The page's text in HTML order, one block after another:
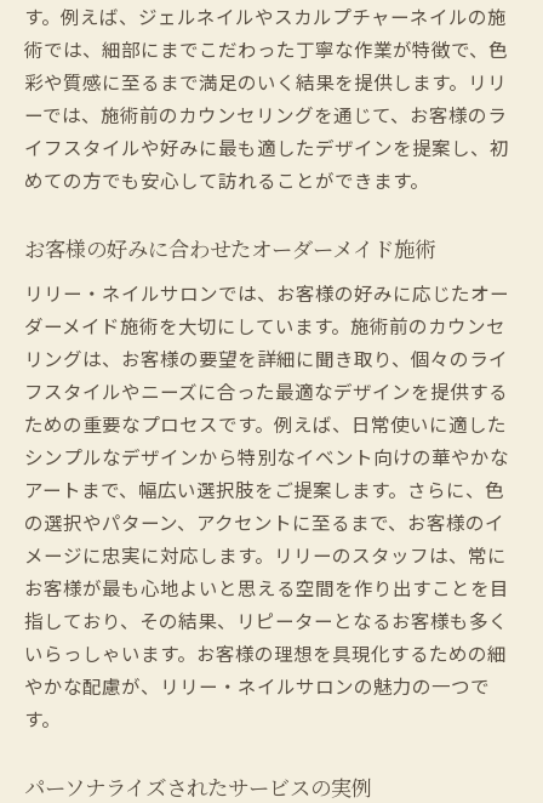
す。例えば、ジェルネイルやスカルプチャーネイルの施
術では、細部にまでこだわった丁寧な作業が特徴で、色
彩や質感に至るまで満足のいく結果を提供します。リリ
ーでは、施術前のカウンセリングを通じて、お客様のラ
イフスタイルや好みに最も適したデザインを提案し、初
めての方でも安心して訪れることができます。
お客様の好みに合わせたオーダーメイド施術
リリー・ネイルサロンでは、お客様の好みに応じたオー
ダーメイド施術を大切にしています。施術前のカウンセ
リングは、お客様の要望を詳細に聞き取り、個々のライ
フスタイルやニーズに合った最適なデザインを提供する
ための重要なプロセスです。例えば、日常使いに適した
シンプルなデザインから特別なイベント向けの華やかな
アートまで、幅広い選択肢をご提案します。さらに、色
の選択やパターン、アクセントに至るまで、お客様のイ
メージに忠実に対応します。リリーのスタッフは、常に
お客様が最も心地よいと思える空間を作り出すことを目
指しており、その結果、リピーターとなるお客様も多く
いらっしゃいます。お客様の理想を具現化するための細
やかな配慮が、リリー・ネイルサロンの魅力の一つで
す。
パーソナライズされたサービスの実例